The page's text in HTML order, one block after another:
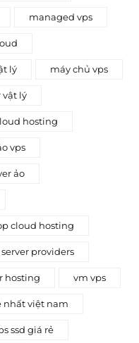
managed vps
lý máy chủ vps
vật lý
hosting
vps
ảo
cloud hosting
providers
hosting vm vps
nhất việt nam
ssd giá rẻ